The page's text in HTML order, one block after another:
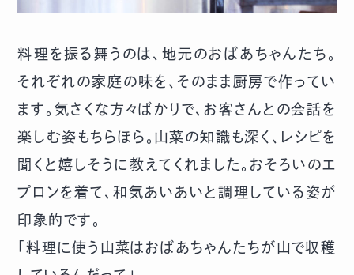
料理を振る舞うのは、地元のおばあちゃんたち。
それぞれの家庭の味を、そのまま厨房で作ってい
ます。気さくな方々ばかりで、お客さんとの会話を
楽しむ姿もちらほら。山菜の知識も深く、レシピを
聞くと嬉しそうに教えてくれました。おそろいのエ
プロンを着て、和気あいあいと調理している姿が
印象的です。
「料理に使う山菜はおばあちゃんたちが山で収穫